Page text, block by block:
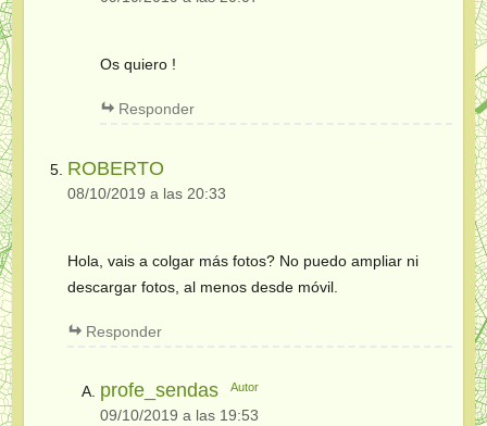
Os quiero !
Responder
ROBERTO
08/10/2019 a las 20:33
Hola, vais a colgar más fotos? No puedo ampliar ni
descargar fotos, al menos desde móvil.
Responder
profe_sendas Autor
09/10/2019 a las 19:53